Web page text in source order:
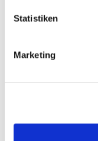
Statistiken
Marketing